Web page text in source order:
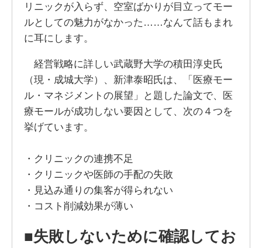
リニックが入らず、空室ばかりが目立ってモー
ルとしての魅力がなかった……なんて話もまれ
に耳にします。
経営戦略に詳しい武蔵野大学の積田淳史氏
（現・成城大学）、新津泰昭氏は、「医療モー
ル・マネジメントの展望」と題した論文で、医
療モールが成功しない要因として、次の４つを
挙げています。
・クリニックの連携不足
・クリニックや医師の手配の失敗
・見込み通りの集客が得られない
・コスト削減効果が薄い
■失敗しないために確認してお